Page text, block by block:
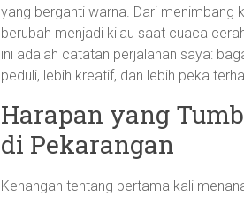
yang berganti warna. Dari menimbang
berubah menjadi kilau saat cuaca
ini adalah catatan perjalanan saya:
peduli, lebih kreatif, dan lebih peka
Harapan yang
di Pekarangan
Kenangan tentang pertama kali